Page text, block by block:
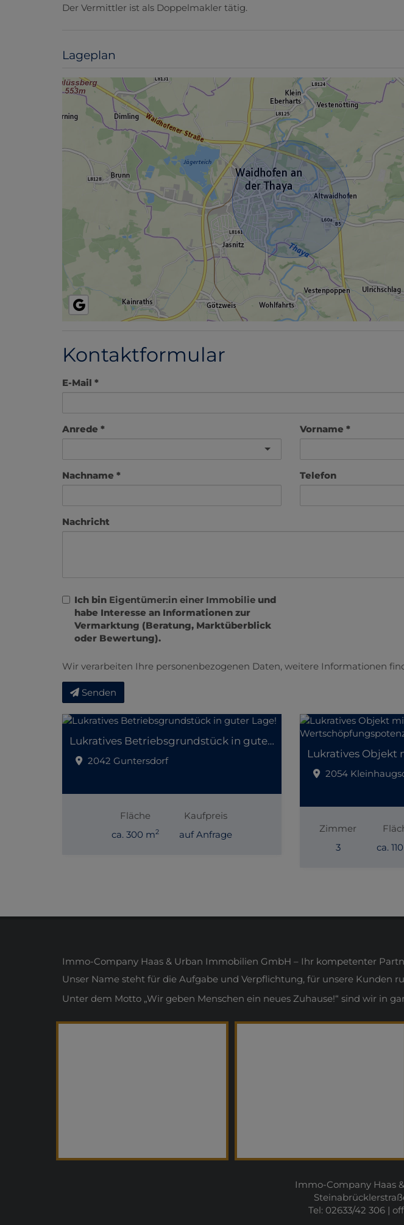
Der Vermittler ist als Doppelmakler tätig.
Lageplan
Kontaktformular
E-Mail
Anrede Vorname
Nachname Telefon
Nachricht
Ich bin Eigentümer:in einer Immobilie und
habe Interesse an Informationen zur
Vermarktung (Beratung, Marktüberblick
oder Bewertung).
Wir verarbeiten Ihre personenbezogenen Daten, weitere Informationen
Senden
Lukratives Betriebsgrundstück in guter Lage!
2042 Guntersdorf
Fläche
ca. 300 m2
Kaufpreis
auf Anfrage
2054
Zimmer
3
ca.
Immo-Company Haas & Urban Immobilien GmbH – Ihr kompetenter
Unser Name steht für die Aufgabe und Verpflichtung, für unsere Kunden
Unter dem Motto „Wir geben Menschen ein neues Zuhause!“ sind wir in
Immo-Company Haas
Tel: 02633/42 306 |